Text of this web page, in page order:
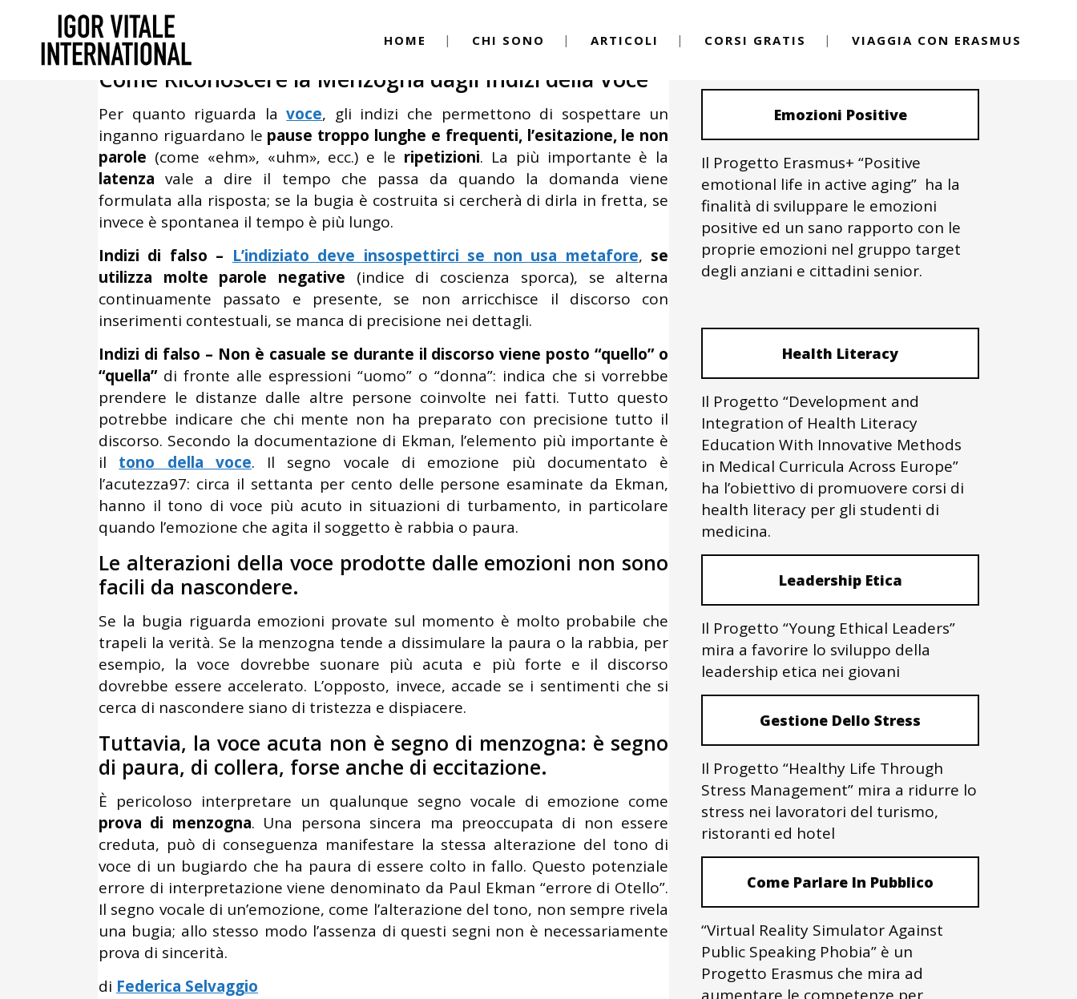
HOME CHI SONO ARTICOLI CORSI GRATIS VIAGGIA CON ERASMUS
Maggio 6, 2015 Linguaggio del Corpo, Psicologia Clinica,
Psicologia del Lavoro
Come Riconoscere la Menzogna dagli Indizi della Voce
Per quanto riguarda lavoce, gli indizi che permettono di sospettare un
inganno riguardano le pause troppo lunghe e frequenti, l’esitazione, le non
parole (come «ehm», «uhm», ecc.) e le ripetizioni. La più importante è la
latenza vale a dire il tempo che passa da quando la domanda viene
formulata alla risposta; se la bugia è costruita si cercherà di dirla in fretta, se
invece è spontanea il tempo è più lungo.
Indizi di falso – L’indiziato deve insospettirci se non usa metafore, se
utilizza molte parole negative (indice di coscienza sporca), se alterna
continuamente passato e presente, se non arricchisce il discorso con
inserimenti contestuali, se manca di precisione nei dettagli.
Indizi di falso – Non è casuale se durante il discorso viene posto “quello” o
“quella”di fronte alle espressioni “uomo” o “donna”: indica che si vorrebbe
prendere le distanze dalle altre persone coinvolte nei fatti. Tutto questo
potrebbe indicare che chi mente non ha preparato con precisione tutto il
discorso. Secondo la documentazione di Ekman, l’elemento più importante è
il tono della voce. Il segno vocale di emozione più documentato è
l’acutezza97: circa il settanta per cento delle persone esaminate da Ekman,
hanno il tono di voce più acuto in situazioni di turbamento, in particolare
quando l’emozione che agita il soggetto è rabbia o paura.
Le alterazioni della voce prodotte dalle emozioni non sono
facili da nascondere.
Se la bugia riguarda emozioni provate sul momento è molto probabile che
trapeli la verità. Se la menzogna tende a dissimulare la paura o la rabbia, per
esempio, la voce dovrebbe suonare più acuta e più forte e il discorso
dovrebbe essere accelerato. L’opposto, invece, accade se i sentimenti che si
cerca di nascondere siano di tristezza e dispiacere.
Tuttavia, la voce acuta non è segno di menzogna: è segno
di paura, di collera, forse anche di eccitazione.
È pericoloso interpretare un qualunque segno vocale di emozione come
prova di menzogna. Una persona sincera ma preoccupata di non essere
creduta, può di conseguenza manifestare la stessa alterazione del tono di
voce di un bugiardo che ha paura di essere colto in fallo. Questo potenziale
errore di interpretazione viene denominato da Paul Ekman “errore di Otello”.
Il segno vocale di un’emozione, come l’alterazione del tono, non sempre rivela
una bugia; allo stesso modo l’assenza di questi segni non è necessariamente
prova di sincerità.
di Federica Selvaggio
Emozioni Positive
Il Progetto Erasmus+ “Positive
emotional life in active aging” ha la
finalità di sviluppare le emozioni
positive ed un sano rapporto con le
proprie emozioni nel gruppo target
degli anziani e cittadini senior.
Health Literacy
Il Progetto “Development and
Integration of Health Literacy
Education With Innovative Methods
in Medical Curricula Across Europe”
ha l’obiettivo di promuovere corsi di
health literacy per gli studenti di
medicina.
Leadership Etica
Il Progetto “Young Ethical Leaders”
mira a favorire lo sviluppo della
leadership etica nei giovani
Gestione Dello Stress
Il Progetto “Healthy Life Through
Stress Management” mira a ridurre lo
stress nei lavoratori del turismo,
ristoranti ed hotel
Come Parlare In Pubblico
“Virtual Reality Simulator Against
Public Speaking Phobia” è un
Progetto Erasmus che mira ad